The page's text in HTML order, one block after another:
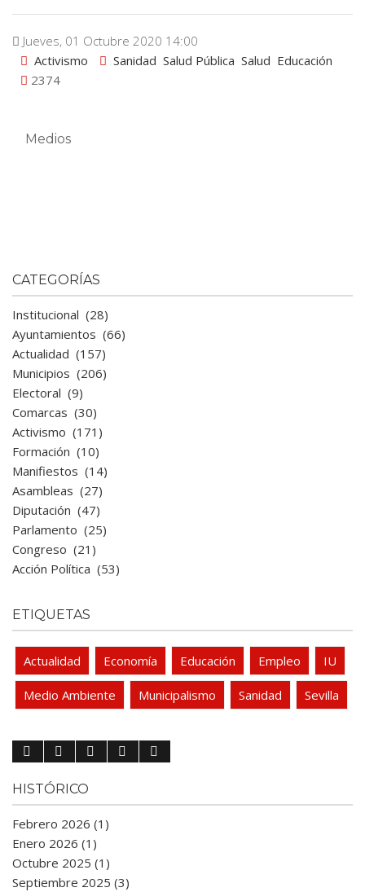
Jueves, 01 Octubre 2020 14:00
Activismo
Sanidad Salud Pública Salud Educación
2374
Medios
CATEGORÍAS
Institucional (28)
Ayuntamientos (66)
Actualidad (157)
Municipios (206)
Electoral (9)
Comarcas (30)
Activismo (171)
Formación (10)
Manifiestos (14)
Asambleas (27)
Diputación (47)
Parlamento (25)
Congreso (21)
Acción Política (53)
ETIQUETAS
Actualidad Economía Educación Empleo IU
Medio Ambiente Municipalismo Sanidad Sevilla
HISTÓRICO
Febrero 2026 (1)
Enero 2026 (1)
Octubre 2025 (1)
Septiembre 2025 (3)